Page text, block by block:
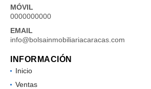
MÓVIL
0000000000
EMAIL
info@bolsainmobiliariacaracas.com
INFORMACIÓN
Inicio
Ventas